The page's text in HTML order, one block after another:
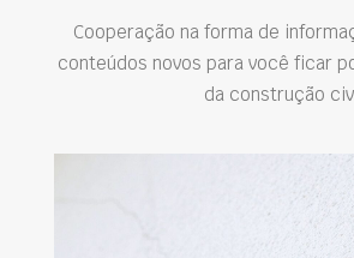
Cooperação na forma de
conteúdos novos para você ficar
da construção